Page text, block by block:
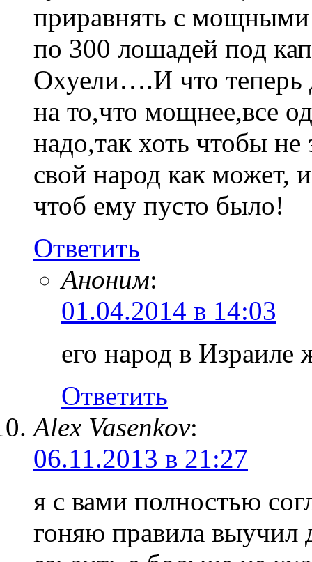
приравнять с
по 300 лошадей под
Охуели….И что теперь
на то,что мощнее,все
надо,так хоть чтобы не
свой народ как может,
чтоб ему пусто было!
Ответить
Аноним:
01.04.2014 в 14:03
его народ в Израиле
Ответить
Alex Vasenkov:
06.11.2013 в 21:27
я с вами полностью
гоняю правила выучил